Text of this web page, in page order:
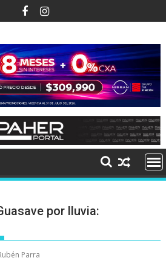
por lluvia:
Parra